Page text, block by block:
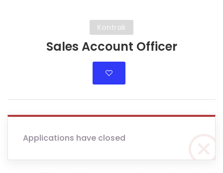
Kontrak
Sales Account Officer
Applications have closed